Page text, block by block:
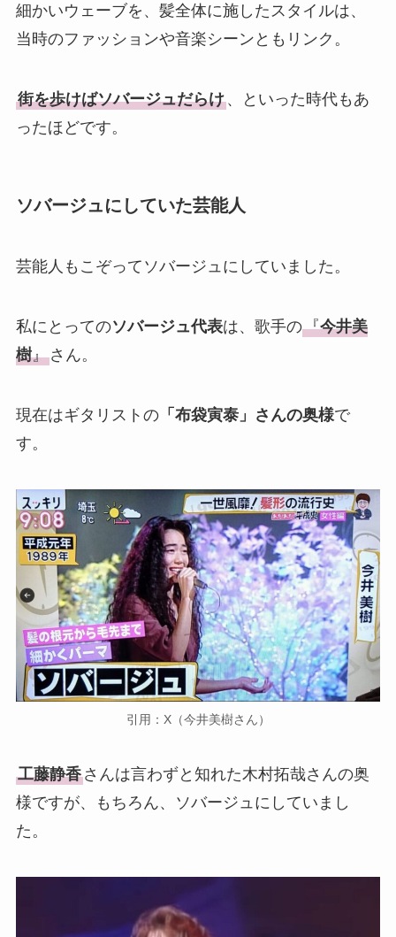
細かいウェーブを、髪全体に施したスタイルは、
当時のファッションや音楽シーンともリンク。
街を歩けばソバージュだらけ、といった時代もあ
ったほどです。
ソバージュにしていた芸能人
芸能人もこぞってソバージュにしていました。
私にとってのソバージュ代表は、歌手の『今井美
樹』さん。
現在はギタリストの「布袋寅泰」さんの奥様で
す。
引用：X（今井美樹さん）
工藤静香さんは言わずと知れた木村拓哉さんの奥
様ですが、もちろん、ソバージュにしていまし
た。